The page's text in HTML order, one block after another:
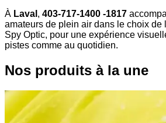
À Laval , 403-717-1400 -1817
amateurs de plein air dans le choix de
Spy Optic, pour une expérience
pistes comme au quotidien.
Nos produits à la une